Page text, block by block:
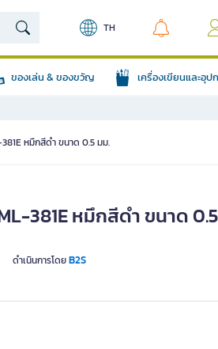
TH
ของเล่น & ของขวัญ เครื่องเขียนและอุ
หมึกสีดำ ขนาด 0.5 มม.
381E หมึกสีดำ ขนาด
ดำเนินการโดยB2S